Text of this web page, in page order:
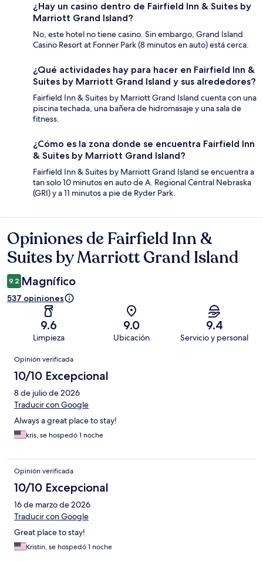
¿Hay un casino dentro de Fairfield Inn & Suites by
Marriott Grand Island?
No, este hotel no tiene casino. Sin embargo, Grand Island
Casino Resort at Fonner Park (8 minutos en auto) está cerca.
¿Qué actividades hay para hacer en Fairfield Inn &
Suites by Marriott Grand Island y sus alrededores?
Fairfield Inn & Suites by Marriott Grand Island cuenta con una
piscina techada, una bañera de hidromasaje y una sala de
fitness.
¿Cómo es la zona donde se encuentra Fairfield Inn
& Suites by Marriott Grand Island?
Fairfield Inn & Suites by Marriott Grand Island se encuentra a
tan solo 10 minutos en auto de A. Regional Central Nebraska
(GRI) y a 11 minutos a pie de Ryder Park.
Opiniones
Opiniones de Fairfield Inn &
Suites by Marriott Grand Island
9.2 Magnífico
537 opiniones
9.6
Limpieza
9.0
Ubicación
9.4
Servicio y personal
Opiniones
Opinión verificada
10/10 Excepcional
8 de julio de 2026
Traducir con Google
Always a great place to stay!
kris, se hospedó 1 noche
Opinión verificada
10/10 Excepcional
16 de marzo de 2026
Traducir con Google
Great place to stay!
Kristin, se hospedó 1 noche